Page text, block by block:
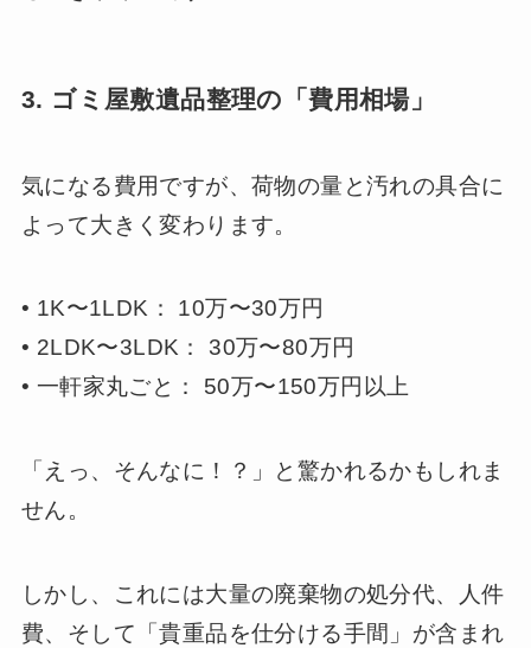
3. ゴミ屋敷遺品整理の「費用相場」
気になる費用ですが、荷物の量と汚れの具合に
よって大きく変わります。
• 1K〜1LDK： 10万〜30万円
• 2LDK〜3LDK： 30万〜80万円
• 一軒家丸ごと： 50万〜150万円以上
「えっ、そんなに！？」と驚かれるかもしれま
せん。
しかし、これには大量の廃棄物の処分代、人件
費、そして「貴重品を仕分ける手間」が含まれ